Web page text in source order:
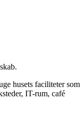
husets faciliteter som
IT-rum, café